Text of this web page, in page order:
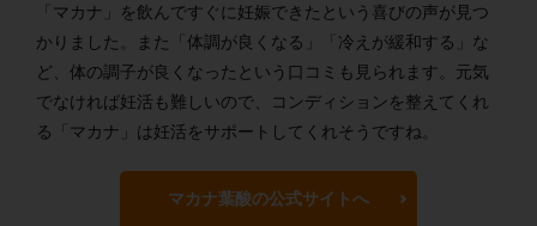
「マカナ」を飲んですぐに妊娠できたという喜びの声が見つ
かりました。また「体調が良くなる」「冷えが緩和する」な
ど、体の調子が良くなったという口コミも見られます。元気
でなければ妊活も難しいので、コンディションを整えてくれ
る「マカナ」は妊活をサポートしてくれそうですね。
マカナ葉酸の公式サイトへ